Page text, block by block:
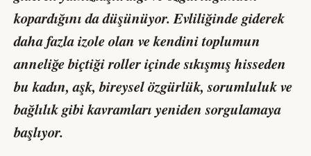
kopardığını da düşünüyor. Evliliğinde giderek
daha fazla izole olan ve kendini toplumun
anneliğe biçtiği roller içinde sıkışmış hisseden
bu kadın, aşk, bireysel özgürlük, sorumluluk ve
bağlılık gibi kavramları yeniden sorgulamaya
başlıyor.